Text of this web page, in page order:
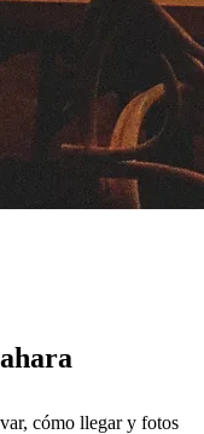
cómo llegar y fotos